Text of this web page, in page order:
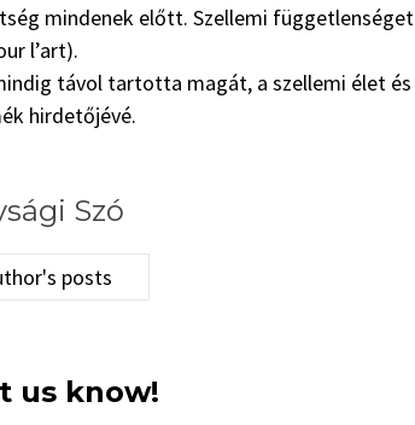
mindenek előtt. Szellemi
l’art).
távol tartotta magát, a szellemi élet
hirdetőjévé.
Szó
posts
us know!